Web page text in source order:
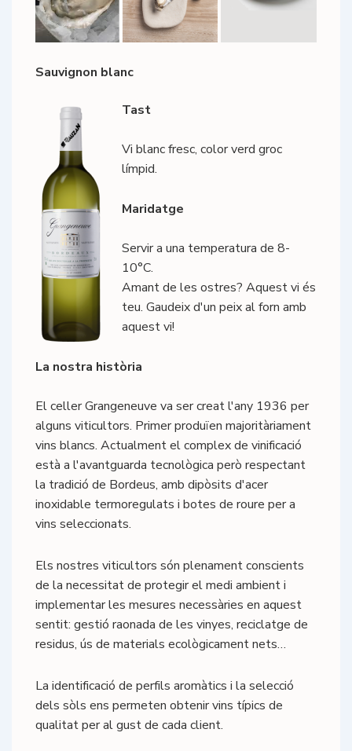
Sauvignon blanc
Tast
Vi blanc fresc, color verd groc
límpid.
Maridatge
Servir a una temperatura de 8-
10°C.
Amant de les ostres? Aquest vi és
teu. Gaudeix d'un peix al forn amb
aquest vi!
La nostra història
El celler Grangeneuve va ser creat l'any 1936 per
alguns viticultors. Primer produïen majoritàriament
vins blancs. Actualment el complex de vinificació
està a l'avantguarda tecnològica però respectant
la tradició de Bordeus, amb dipòsits d'acer
inoxidable termoregulats i botes de roure per a
vins seleccionats.
Els nostres viticultors són plenament conscients
de la necessitat de protegir el medi ambient i
implementar les mesures necessàries en aquest
sentit: gestió raonada de les vinyes, reciclatge de
residus, ús de materials ecològicament nets…
La identificació de perfils aromàtics i la selecció
dels sòls ens permeten obtenir vins típics de
qualitat per al gust de cada client.